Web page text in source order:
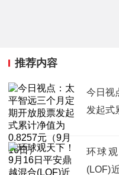
推荐内容
今日视
发起式
环球
(LOF)